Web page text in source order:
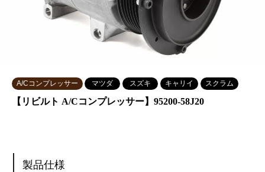
A/Cコンプレッサー マツダ スズキ キャリイ スクラム
【リビルト A/Cコンプレッサー】95200-58J20
製品仕様